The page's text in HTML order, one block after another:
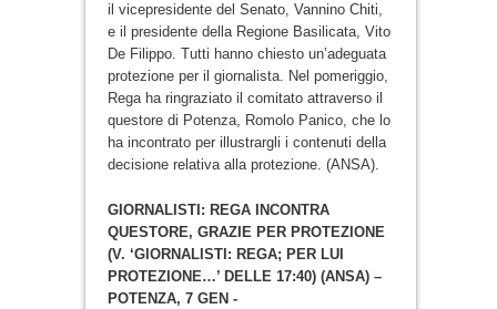
il vicepresidente del Senato, Vannino Chiti,
e il presidente della Regione Basilicata, Vito
De Filippo. Tutti hanno chiesto un’adeguata
protezione per il giornalista. Nel pomeriggio,
Rega ha ringraziato il comitato attraverso il
questore di Potenza, Romolo Panico, che lo
ha incontrato per illustrargli i contenuti della
decisione relativa alla protezione. (ANSA).
GIORNALISTI: REGA INCONTRA
QUESTORE, GRAZIE PER PROTEZIONE
(V. ‘GIORNALISTI: REGA; PER LUI
PROTEZIONE…’ DELLE 17:40) (ANSA) –
POTENZA, 7 GEN -